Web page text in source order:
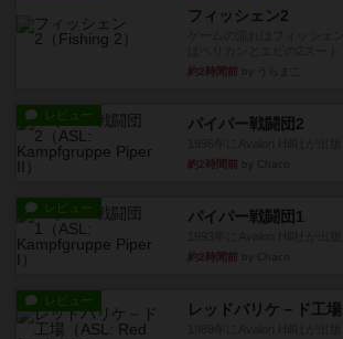
フィッシェン2
約2時間前
レビュー パイパー戦闘団2
約2時間前
レビュー パイパー戦闘団1
約2時間前
レビュー レッドバリケ－ド工場